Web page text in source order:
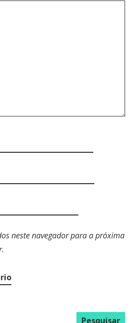
neste navegador para a próxima